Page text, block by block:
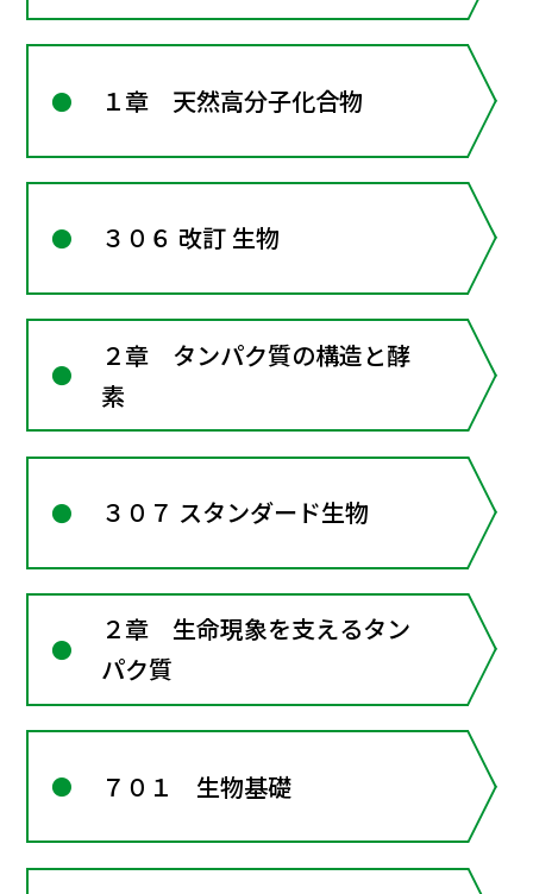
１章 天然高分子化合物
３０６ 改訂 生物
２章 タンパク質の構造と酵
素
３０７ スタンダード生物
２章 生命現象を支えるタン
パク質
７０１ 生物基礎